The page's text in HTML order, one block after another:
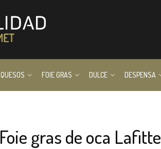
QUESOS FOIE GRAS DULCE DESPENSA
Foie gras de oca